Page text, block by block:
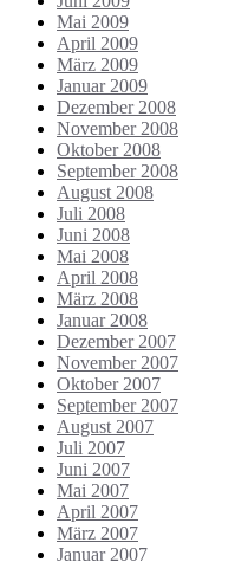
Mai 2009
April 2009
März 2009
Januar 2009
Dezember 2008
November 2008
Oktober 2008
September 2008
August 2008
Juli 2008
Juni 2008
Mai 2008
April 2008
März 2008
Januar 2008
Dezember 2007
November 2007
Oktober 2007
September 2007
August 2007
Juli 2007
Juni 2007
Mai 2007
April 2007
März 2007
Januar 2007